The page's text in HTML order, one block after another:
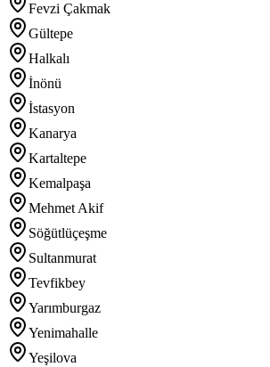
Fevzi Çakmak
Gültepe
Halkalı
İnönü
İstasyon
Kanarya
Kartaltepe
Kemalpaşa
Mehmet Akif
Söğütlüçeşme
Sultanmurat
Tevfikbey
Yarımburgaz
Yenimahalle
Yeşilova